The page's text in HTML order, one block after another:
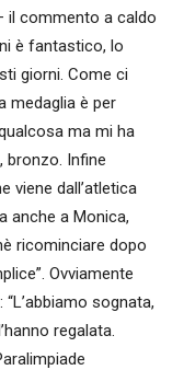
il commento a caldo
è fantastico, lo
giorni. Come ci
medaglia è per
ma mi ha
bronzo. Infine
viene dall’atletica
anche a Monica,
ricominciare dopo
Ovviamente
sognata,
regalata.